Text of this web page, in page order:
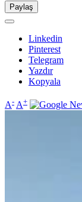
Paylaş
Linkedin
Pinterest
Telegram
Yazdır
Kopyala
A- A+